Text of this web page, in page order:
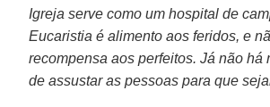
Igreja serve como um hospital de
Eucaristia é alimento aos feridos, e
recompensa aos perfeitos. Já não há
de assustar as pessoas para que